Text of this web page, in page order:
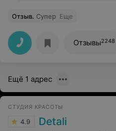
Отзыв. Супер Еще
Отзывы2248
Ещё 1 адрес
СТУДИЯ КРАСОТЫ
4.9 Detali